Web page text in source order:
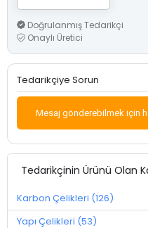
Doğrulanmış Tedarikçi
Onaylı Üretici
Tedarikçiye Sorun
Mesaj gönderebilmek için
Tedarikçinin Ürünü Olan
Karbon Çelikleri (126)
Yapı Çelikleri (53)